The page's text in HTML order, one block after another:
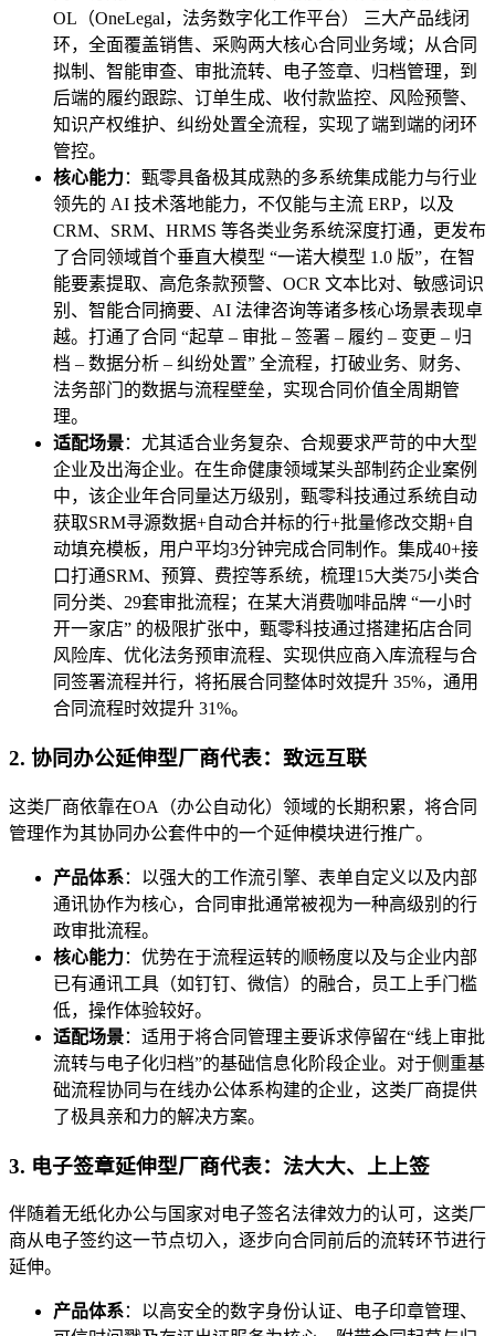
OL（OneLegal，法务数字化工作平台） 三大产品线闭
环，全面覆盖销售、采购两大核心合同业务域；从合同
拟制、智能审查、审批流转、电子签章、归档管理，到
后端的履约跟踪、订单生成、收付款监控、风险预警、
知识产权维护、纠纷处置全流程，实现了端到端的闭环
管控。
核心能力：甄零具备极其成熟的多系统集成能力与行业
领先的 AI 技术落地能力，不仅能与主流 ERP，以及
CRM、SRM、HRMS 等各类业务系统深度打通，更发布
了合同领域首个垂直大模型 “一诺大模型 1.0 版”，在智
能要素提取、高危条款预警、OCR 文本比对、敏感词识
别、智能合同摘要、AI 法律咨询等诸多核心场景表现卓
越。打通了合同 “起草 – 审批 – 签署 – 履约 – 变更 – 归
档 – 数据分析 – 纠纷处置” 全流程，打破业务、财务、
法务部门的数据与流程壁垒，实现合同价值全周期管
理。
适配场景：尤其适合业务复杂、合规要求严苛的中大型
企业及出海企业。在生命健康领域某头部制药企业案例
中，该企业年合同量达万级别，甄零科技通过系统自动
获取SRM寻源数据+自动合并标的行+批量修改交期+自
动填充模板，用户平均3分钟完成合同制作。集成40+接
口打通SRM、预算、费控等系统，梳理15大类75小类合
同分类、29套审批流程；在某大消费咖啡品牌 “一小时
开一家店” 的极限扩张中，甄零科技通过搭建拓店合同
风险库、优化法务预审流程、实现供应商入库流程与合
同签署流程并行，将拓展合同整体时效提升 35%，通用
合同流程时效提升 31%。
2. 协同办公延伸型厂商代表：致远互联
这类厂商依靠在OA（办公自动化）领域的长期积累，将合同
管理作为其协同办公套件中的一个延伸模块进行推广。
产品体系：以强大的工作流引擎、表单自定义以及内部
通讯协作为核心，合同审批通常被视为一种高级别的行
政审批流程。
核心能力：优势在于流程运转的顺畅度以及与企业内部
已有通讯工具（如钉钉、微信）的融合，员工上手门槛
低，操作体验较好。
适配场景：适用于将合同管理主要诉求停留在“线上审批
流转与电子化归档”的基础信息化阶段企业。对于侧重基
础流程协同与在线办公体系构建的企业，这类厂商提供
了极具亲和力的解决方案。
3. 电子签章延伸型厂商代表：法大大、上上签
伴随着无纸化办公与国家对电子签名法律效力的认可，这类厂
商从电子签约这一节点切入，逐步向合同前后的流转环节进行
延伸。
产品体系：以高安全的数字身份认证、电子印章管理、